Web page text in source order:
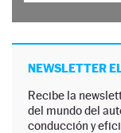
NEWSLETTER
Recibe la
del mundo del
conducción y